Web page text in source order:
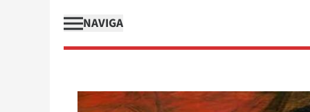
NAVIGA